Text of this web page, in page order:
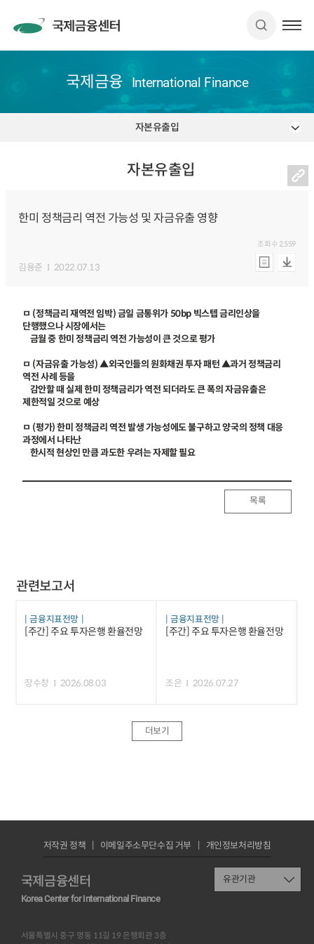
국제금융 International Finance
자본유출입
자본유출입
한미 정책금리 역전 가능성 및 자금유출 영향
김용준 2022.07.13
조회수2,559
ㅁ (정책금리 재역전 임박) 금일 금통위가 50bp 빅스텝 금리인상을
단행했으나 시장에서는
금월 중 한미 정책금리 역전 가능성이 큰 것으로 평가
ㅁ (자금유출 가능성) ▲외국인들의 원화채권 투자 패턴 ▲과거 정책금리
역전 사례 등을
감안할 때 실제 한미 정책금리가 역전 되더라도 큰 폭의 자금유출은
제한적일 것으로 예상
ㅁ (평가) 한미 정책금리 역전 발생 가능성에도 불구하고 양국의 정책 대응
과정에서 나타난
한시적 현상인 만큼 과도한 우려는 자제할 필요
목록
관련보고서
금융지표전망
[주간] 주요 투자은행 환율전망
장수창 2026.08.03
금융지표전망
[주간] 주요 투자은행 환율전망
조은 2026.07.27
더보기
국제금융센터
Korea Center for International Finance
서울특별시 중구 명동 11길 19 은행회관 3층
저작권 정책 이메일주소무단수집 거부 개인정보처리방침
유관기관